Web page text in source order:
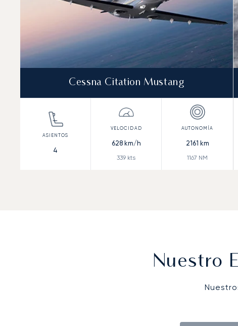
Cessna Citation Mustang
4
628km/h
339 kts
2161 km
1167 NM
Nuestro